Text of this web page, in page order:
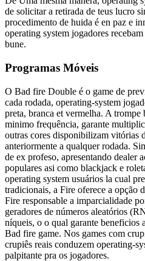
de solicitar a retirada de teus lucro
procedimento de huida é en paz e
operating system jogadores
bune.
Programas Móveis
O Bad fire Double é o game de
cada rodada, operating-system
preta, branca et vermelha. A trompe
minimo frequência, garante
outras cores disponibilizam vitórias
anteriormente a qualquer rodada.
de ex profeso, apresentando dealer
populares asi como blackjack e
operating system usuários la cual
tradicionais, a Fire oferece a opção
Fire responsable a imparcialidade
geradores de números aleatórios
níqueis, o o qual garante beneficios
Bad fire game. Nos games com
crupiês reais conduzem operating-
palpitante pra os jogadores.